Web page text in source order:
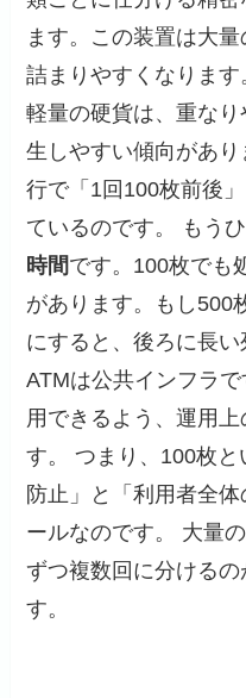
ます。この装置は大
詰まりやすくなりま
軽量の硬貨は、重な
生しやすい傾向があ
行で「1回100枚前後
ているのです。 もう
時間です。100枚でも
があります。もし500
にすると、後ろに長い
ATMは公共インフラ
用できるよう、運用
す。 つまり、100枚
防止」と「利用者全
ールなのです。 大量
ずつ複数回に分ける
す。